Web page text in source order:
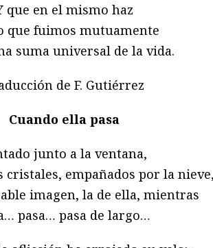
que en el mismo haz
que fuimos mutuamente
suma universal de la vida.
de F. Gutiérrez
Cuando ella pasa
junto a la ventana,
cristales, empañados por la nieve,
imagen, la de ella, mientras
pasa… pasa de largo…